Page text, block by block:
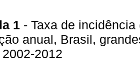
1 - Taxa de
anual, Brasil,
2012